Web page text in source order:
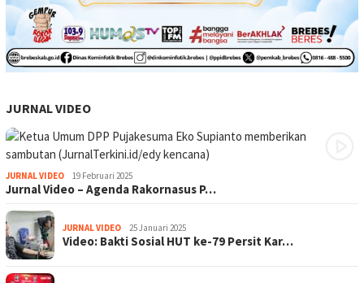
JURNAL VIDEO
JURNAL VIDEO 19 Februari 2025
Jurnal Video – Agenda Rakornasus P…
JURNAL VIDEO 25 Januari 2025
Video: Bakti Sosial HUT ke-79 Persit Kar…